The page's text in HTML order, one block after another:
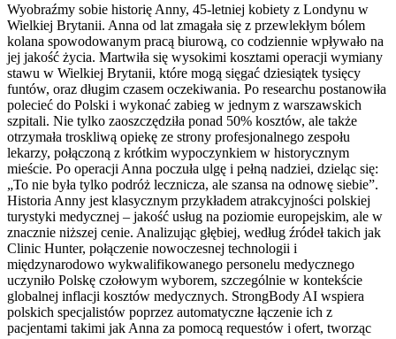
Wyobraźmy sobie historię Anny, 45-letniej kobiety z Londynu w
Wielkiej Brytanii. Anna od lat zmagała się z przewlekłym bólem
kolana spowodowanym pracą biurową, co codziennie wpływało na
jej jakość życia. Martwiła się wysokimi kosztami operacji wymiany
stawu w Wielkiej Brytanii, które mogą sięgać dziesiątek tysięcy
funtów, oraz długim czasem oczekiwania. Po researchu postanowiła
polecieć do Polski i wykonać zabieg w jednym z warszawskich
szpitali. Nie tylko zaoszczędziła ponad 50% kosztów, ale także
otrzymała troskliwą opiekę ze strony profesjonalnego zespołu
lekarzy, połączoną z krótkim wypoczynkiem w historycznym
mieście. Po operacji Anna poczuła ulgę i pełną nadziei, dzieląc się:
„To nie była tylko podróż lecznicza, ale szansa na odnowę siebie”.
Historia Anny jest klasycznym przykładem atrakcyjności polskiej
turystyki medycznej – jakość usług na poziomie europejskim, ale w
znacznie niższej cenie. Analizując głębiej, według źródeł takich jak
Clinic Hunter, połączenie nowoczesnej technologii i
międzynarodowo wykwalifikowanego personelu medycznego
uczyniło Polskę czołowym wyborem, szczególnie w kontekście
globalnej inflacji kosztów medycznych. StrongBody AI wspiera
polskich specjalistów poprzez automatyczne łączenie ich z
pacjentami takimi jak Anna za pomocą requestów i ofert, tworząc